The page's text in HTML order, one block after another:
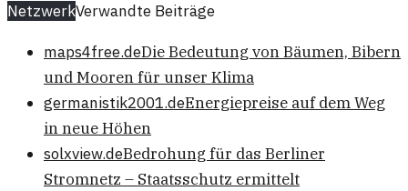
NetzwerkVerwandte Beiträge
maps4free.deDie Bedeutung von Bäumen, Bibern
und Mooren für unser Klima
germanistik2001.deEnergiepreise auf dem Weg
in neue Höhen
solxview.deBedrohung für das Berliner
Stromnetz – Staatsschutz ermittelt